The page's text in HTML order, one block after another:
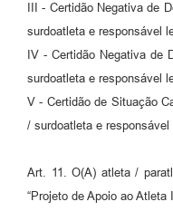
III - Certidão Negativa de
surdoatleta e responsável
IV - Certidão Negativa de
surdoatleta e responsável
V - Certidão de Situação
/ surdoatleta e
Art. 11. O(A) atleta /
“Projeto de Apoio ao Atleta